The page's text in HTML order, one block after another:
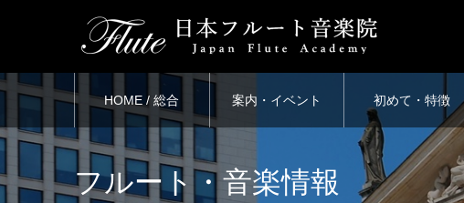
HOME / 総合 案内・イベント 初めて・特徴
フルート・音楽情報